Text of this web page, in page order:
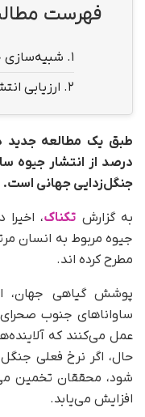
فهرست
1. شبیه‌سازی
2. ارزیابی
درصد از انتشار جیوه
جنگل‌زدایی جهانی است.
به گزارش تکناک،
جیوه مربوط به انسان
مطرح کرده اند.
پوشش گیاهی جهان،
ساواناهای جنوب صحرای
عمل می‌کنند که
حال، اگر نرخ فعلی
شود، محققان تخمین
افزایش می‌یابد.